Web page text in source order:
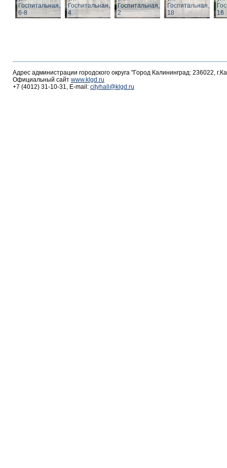
Госпитальная,
6-8
Госпитальная,
4
Госпитальная,
2
Госпитальная,
18
16
Адрес администрации городского округа "Город Калининград: 236022,
Официальный сайт www.klgd.ru
+7 (4012) 31-10-31, E-mail: cityhall@klgd.ru